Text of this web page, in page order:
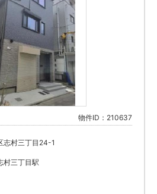
物件ID：210637
志村三丁目24-1
村三丁目駅